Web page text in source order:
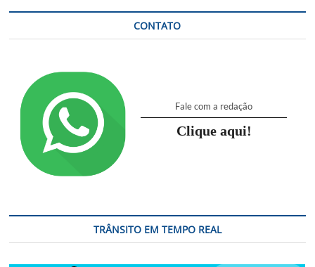
CONTATO
Fale com a redação
Clique aqui!
TRÂNSITO EM TEMPO REAL